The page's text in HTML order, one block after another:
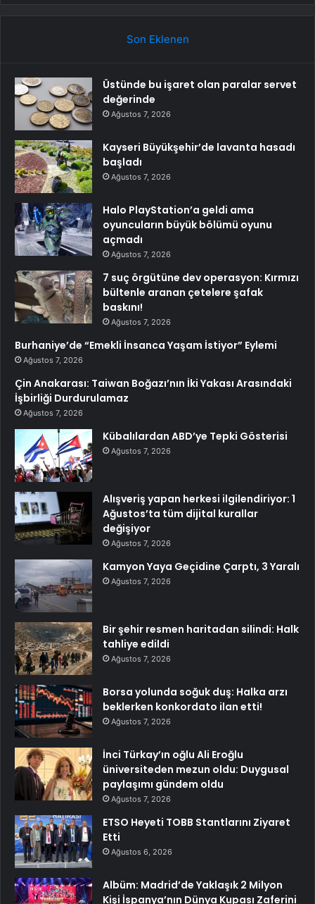
Son Eklenen
Üstünde bu işaret olan paralar servet
değerinde
Ağustos 7, 2026
Kayseri Büyükşehir’de lavanta hasadı
başladı
Ağustos 7, 2026
Halo PlayStation’a geldi ama
oyuncuların büyük bölümü oyunu
açmadı
Ağustos 7, 2026
7 suç örgütüne dev operasyon: Kırmızı
bültenle aranan çetelere şafak
baskını!
Ağustos 7, 2026
Burhaniye’de “Emekli İnsanca Yaşam İstiyor” Eylemi
Ağustos 7, 2026
Çin Anakarası: Taiwan Boğazı’nın İki Yakası Arasındaki
İşbirliği Durdurulamaz
Ağustos 7, 2026
Kübalılardan ABD’ye Tepki Gösterisi
Ağustos 7, 2026
Alışveriş yapan herkesi ilgilendiriyor: 1
Ağustos’ta tüm dijital kurallar
değişiyor
Ağustos 7, 2026
Kamyon Yaya Geçidine Çarptı, 3 Yaralı
Ağustos 7, 2026
Bir şehir resmen haritadan silindi: Halk
tahliye edildi
Ağustos 7, 2026
Borsa yolunda soğuk duş: Halka arzı
beklerken konkordato ilan etti!
Ağustos 7, 2026
İnci Türkay’ın oğlu Ali Eroğlu
üniversiteden mezun oldu: Duygusal
paylaşımı gündem oldu
Ağustos 7, 2026
ETSO Heyeti TOBB Stantlarını Ziyaret
Etti
Ağustos 6, 2026
Albüm: Madrid’de Yaklaşık 2 Milyon
Kişi İspanya’nın Dünya Kupası Zaferini